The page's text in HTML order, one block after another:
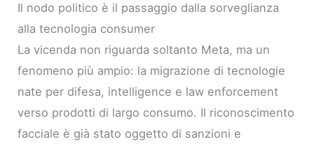
Il nodo politico è il passaggio dalla sorveglianza
alla tecnologia consumer
La vicenda non riguarda soltanto Meta, ma un
fenomeno più ampio: la migrazione di tecnologie
nate per difesa, intelligence e law enforcement
verso prodotti di largo consumo. Il riconoscimento
facciale è già stato oggetto di sanzioni e